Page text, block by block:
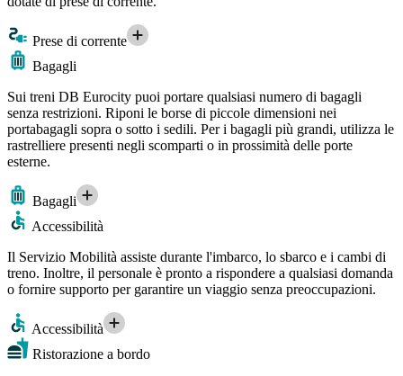
Prese di corrente
Bagagli
Sui treni DB Eurocity puoi portare qualsiasi numero di bagagli
senza restrizioni. Riponi le borse di piccole dimensioni nei
portabagagli sopra o sotto i sedili. Per i bagagli più grandi, utilizza le
rastrelliere presenti negli scomparti o in prossimità delle porte
esterne.
Bagagli
Accessibilità
Il Servizio Mobilità assiste durante l'imbarco, lo sbarco e i cambi di
treno. Inoltre, il personale è pronto a rispondere a qualsiasi domanda
o fornire supporto per garantire un viaggio senza preoccupazioni.
Accessibilità
Ristorazione a bordo